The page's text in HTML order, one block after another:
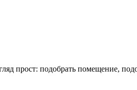
прост: подобрать помещение,